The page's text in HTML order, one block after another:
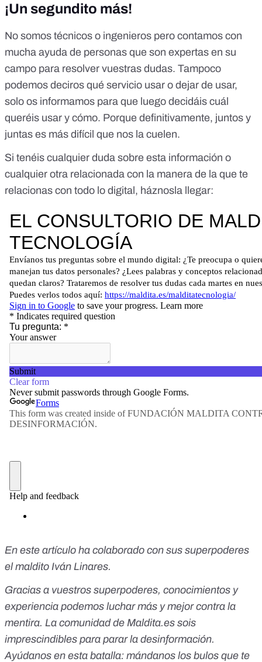
¡Un segundito más!
No somos técnicos o ingenieros pero contamos con
mucha ayuda de personas que son expertas en su
campo para resolver vuestras dudas. Tampoco
podemos deciros qué servicio usar o dejar de usar,
solo os informamos para que luego decidáis cuál
queréis usar y cómo. Porque definitivamente, juntos y
juntas es más difícil que nos la cuelen.
Si tenéis cualquier duda sobre esta información o
cualquier otra relacionada con la manera de la que te
relacionas con todo lo digital, háznosla llegar:
En este artículo ha colaborado con sus superpoderes
el maldito Iván Linares.
Gracias a vuestros superpoderes, conocimientos y
experiencia podemos luchar más y mejor contra la
mentira. La comunidad de Maldita.es sois
imprescindibles para parar la desinformación.
Ayúdanos en esta batalla: mándanos los bulos que te